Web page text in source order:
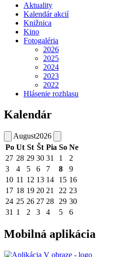
Aktuality
Kalendár akcií
Knižnica
Kino
Fotogaléria
2026
2025
2024
2023
2022
Hlásenie rozhlasu
Kalendár
August2026
Po Ut St Št Pia So Ne
27 28 29 30 31 1
2
3
4 5 6 7 8
9
10 11 12 13 14 15 16
17 18 19 20 21 22 23
24 25 26 27 28 29 30
31 1 2 3 4 5 6
Mobilná aplikácia